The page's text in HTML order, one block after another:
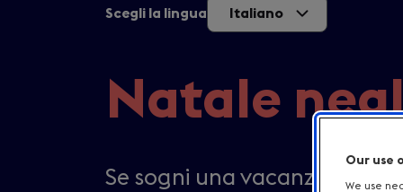
Scegli la lingua Italiano
Natale
Se sogni una vacanza
Our use
We use